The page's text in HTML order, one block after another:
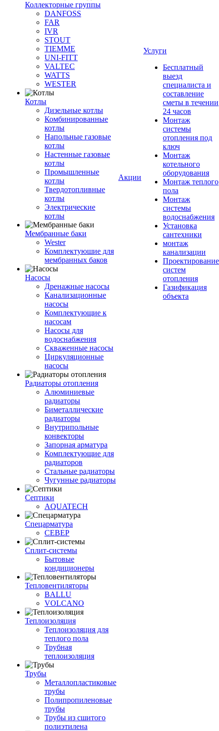
Коллекторные группы
DANFOSS
FAR
IVR
STOUT
TIEMME
UNI-FITT
VALTEC
WATTS
WESTER
Котлы
Дизельные котлы
Комбинированные
котлы
Напольные газовые
котлы
Настенные газовые
котлы
Промышленные
котлы
Твердотопливные
котлы
Электрические
котлы
Мембранные баки
Wester
Комплектуюшие для
мембранных баков
Насосы
Дренажные насосы
Канализационные
насосы
Комплектующие к
насосам
Насосы для
водоснабжения
Скваженные насосы
Циркуляционные
насосы
Радиаторы отопления
Алюминиевые
радиаторы
Биметаллические
радиаторы
Внутрипольные
конвекторы
Запорная арматура
Комплектующие для
радиаторов
Стальные радиаторы
Чугунные радиаторы
Септики
AQUATECH
Спецарматура
СЕВЕР
Сплит-системы
Бытовые
кондиционеры
Тепловентиляторы
BALLU
VOLCANO
Теплоизоляция
Теплоизоляция для
теплого пола
Трубная
теплоизоляция
Трубы
Металлопластиковые
трубы
Полипропиленовые
трубы
Трубы из сшитого
полиэтилена
Акции
Услуги
Бесплатный
выезд
специалиста и
составление
сметы в течении
24 часов
Монтаж
системы
отопления под
ключ
Монтаж
котельного
оборудования
Монтаж теплого
пола
Монтаж
системы
водоснабжения
Установка
сантехники
монтаж
канализации
Проектирование
систем
отопления
Газификация
объекта